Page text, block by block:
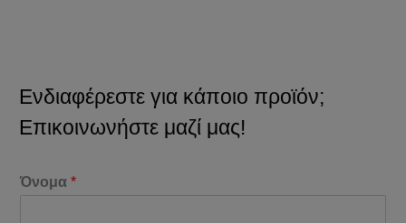
Ενδιαφέρεστε για κάποιο προϊόν;
Επικοινωνήστε μαζί μας!
Όνομα*